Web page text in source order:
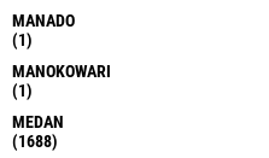
MANADO
(1)
MANOKOWARI
(1)
MEDAN
(1688)